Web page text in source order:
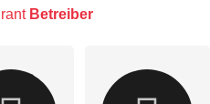
Betreiber